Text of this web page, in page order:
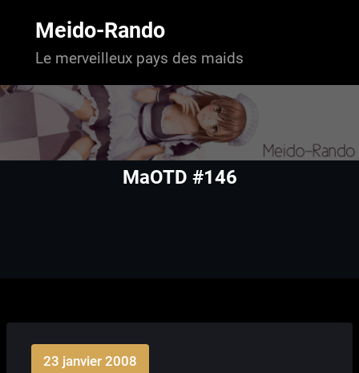
Meido-Rando
Le merveilleux pays des maids
MaOTD #146
23 janvier 2008